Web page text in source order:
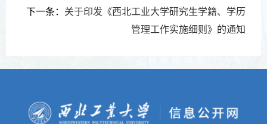
下一条： 关于印发《西北工业大学研究生学籍、学历
管理工作实施细则》的通知